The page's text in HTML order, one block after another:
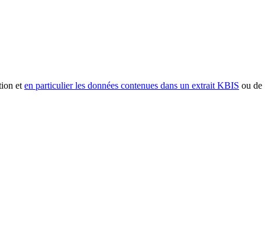
et en particulier les données contenues dans un extrait KBIS ou de